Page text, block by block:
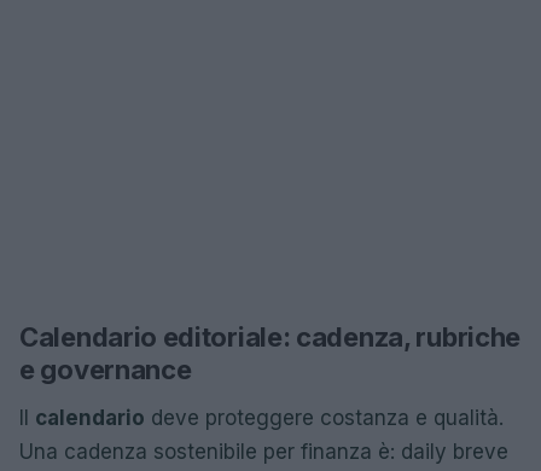
Calendario editoriale: cadenza, rubriche
e governance
calendario deve proteggere costanza e qualità.
Una cadenza sostenibile per finanza è: daily breve